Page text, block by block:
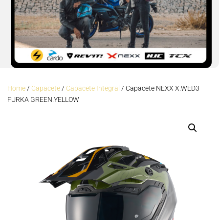
Home/ Capacete/ Capacete Integral / Capacete NEXX X.WED3
FURKA GREEN.YELLOW